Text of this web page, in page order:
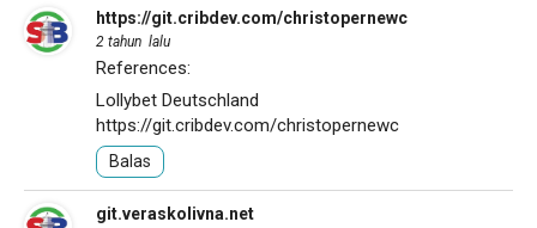
https://git.cribdev.com/christopernewc
2 tahun lalu
References:
Lollybet Deutschland
https://git.cribdev.com/christopernewc
Balas
git.veraskolivna.net